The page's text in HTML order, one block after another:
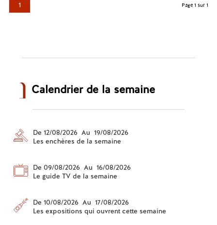
1 Page 1 sur 1
Calendrier de la semaine
De 12/08/2026 Au 19/08/2026
Les enchères de la semaine
De 09/08/2026 Au 16/08/2026
Le guide TV de la semaine
De 10/08/2026 Au 17/08/2026
Les expositions qui ouvrent cette semaine